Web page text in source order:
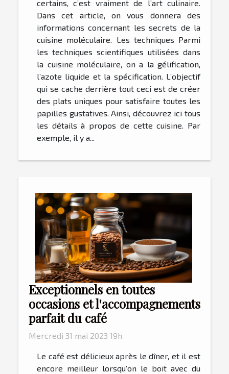
certains, c’est vraiment de l’art culinaire.
Dans cet article, on vous donnera des
informations concernant les secrets de la
cuisine moléculaire. Les techniques Parmi
les techniques scientifiques utilisées dans
la cuisine moléculaire, on a la gélification,
l’azote liquide et la spécification. L’objectif
qui se cache derrière tout ceci est de créer
des plats uniques pour satisfaire toutes les
papilles gustatives. Ainsi, découvrez ici tous
les détails à propos de cette cuisine. Par
exemple, il y a...
Exceptionnels en toutes
occasions et l'accompagnements
parfait du café
Mercredi 31 mai 2023 19h
Le café est délicieux après le dîner, et il est
encore meilleur lorsqu’on le boit avec du